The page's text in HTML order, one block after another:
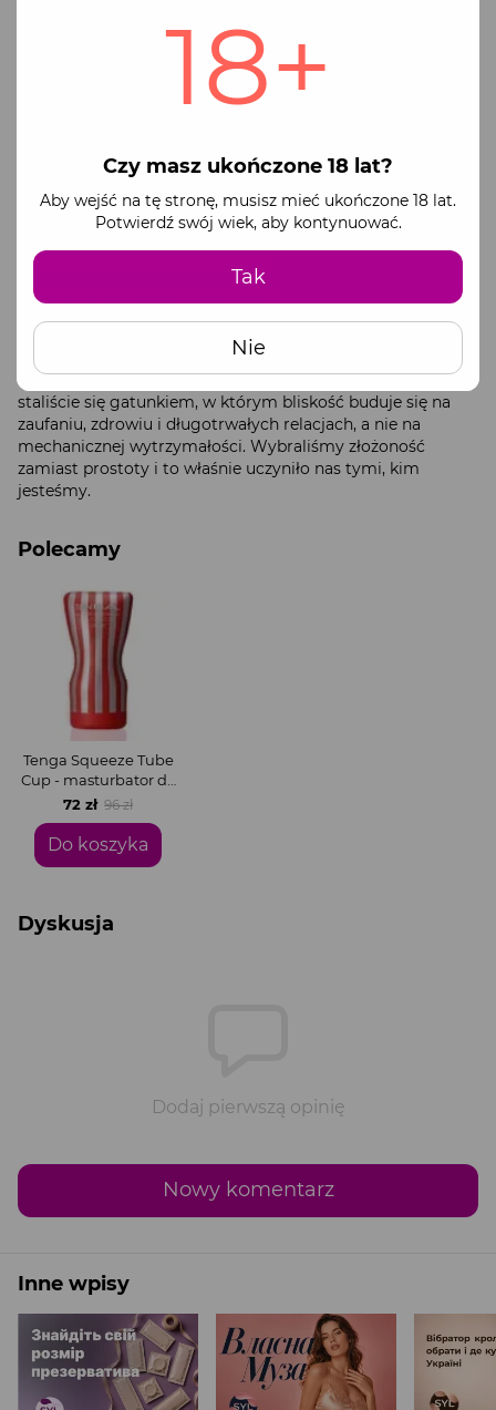
18+
Czy masz ukończone 18 lat?
Aby wejść na tę stronę, musisz mieć ukończone 18 lat.
Potwierdź swój wiek, aby kontynuować.
Tak
Nie
Jest po prostu inna. Jest szybka, elastyczna i
bezpośrednio powiązana z Twoim stanem
emocjonalnym oraz zdrowiem. To precyzyjnie
milionów lat ewolucji jest prosty: Twoje życie seksualne to
lustro Twojego stylu życia. Skoro „zrezygnowaliśmy” z
kości na rzecz mechanizmu naczyniowego, ceną za to jest
dbanie o siebie:
Zdrowe serce = jakość życia.
Sen i sportto nie tylko rady z czasopism, to „paliwo” dla
naszego unikalnego systemu ewolucyjnego.
Podsumowanie:Brak bakulum to nie defekt. To znak, że
staliście się gatunkiem, w którym bliskość buduje się na
zaufaniu, zdrowiu i długotrwałych relacjach, a nie na
mechanicznej wytrzymałości. Wybraliśmy złożoność
zamiast prostoty i to właśnie uczyniło nas tymi, kim
jesteśmy.
Polecamy
Tenga Squeeze Tube
Cup - masturbator do
ściskania — Classic
72 zł 96 zł
Do koszyka
Dyskusja
Dodaj pierwszą opinię
Nowy komentarz
Inne wpisy